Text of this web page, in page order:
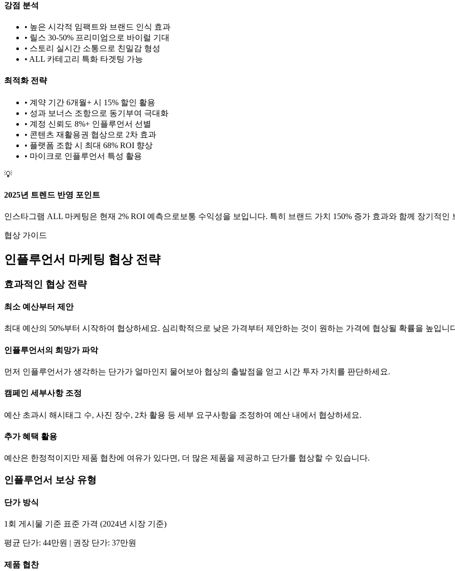
강점 분석
• 높은 시각적 임팩트와 브랜드 인식 효과
• 릴스 30-50% 프리미엄으로 바이럴 기대
• 스토리 실시간 소통으로 친밀감 형성
• ALL 카테고리 특화 타겟팅 가능
최적화 전략
• 계약 기간 6개월+ 시 15% 할인 활용
• 성과 보너스 조항으로 동기부여 극대화
• 계정 신뢰도 8%+ 인플루언서 선별
• 콘텐츠 재활용권 협상으로 2차 효과
• 플랫폼 조합 시 최대 68% ROI 향상
• 마이크로 인플루언서 특성 활용
💡
2025년 트렌드 반영 포인트
인스타그램 ALL 마케팅은 현재 2% ROI 예측으로 보통 수익성을 보입니다. 특히 브랜드 가치 150% 증가 효과와 함께 장기적인
협상 가이드
인플루언서 마케팅 협상 전략
효과적인 협상 전략
최소 예산부터 제안
최대 예산의 50%부터 시작하여 협상하세요. 심리학적으로 낮은 가격부터 제안하는 것이 원하는 가격에 협상될 확률을 높입니
인플루언서의 희망가 파악
먼저 인플루언서가 생각하는 단가가 얼마인지 물어보아 협상의 출발점을 얻고 시간 투자 가치를 판단하세요.
캠페인 세부사항 조정
예산 초과시 해시태그 수, 사진 장수, 2차 활용 등 세부 요구사항을 조정하여 예산 내에서 협상하세요.
추가 혜택 활용
예산은 한정적이지만 제품 협찬에 여유가 있다면, 더 많은 제품을 제공하고 단가를 협상할 수 있습니다.
인플루언서 보상 유형
단가방식
1회 게시물 기준 표준 가격 (2024년 시장 기준)
평균 단가: 44만원 | 권장 단가: 37만원
제품 협찬